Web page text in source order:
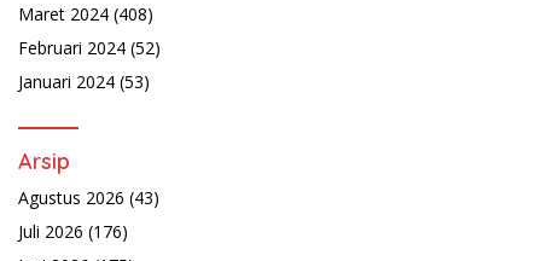
Maret 2024 (408)
Februari 2024 (52)
Januari 2024 (53)
Arsip
Agustus 2026 (43)
Juli 2026 (176)